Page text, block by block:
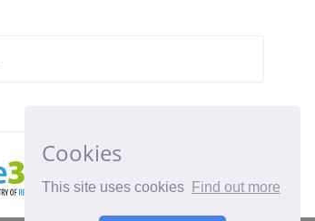
Cookies
This site uses cookies Find out more